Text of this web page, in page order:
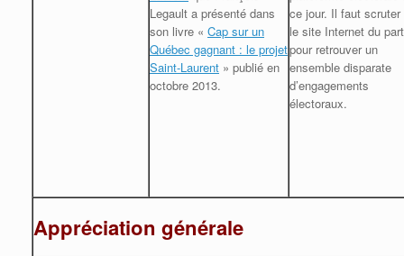
Legault a présenté dans
son livre « Cap sur un
Québec gagnant : le projet
Saint-Laurent » publié en
octobre 2013.
ce jour. Il faut scruter
le site Internet du
pour retrouver un
ensemble disparate
d’engagements
électoraux.
Appréciation générale